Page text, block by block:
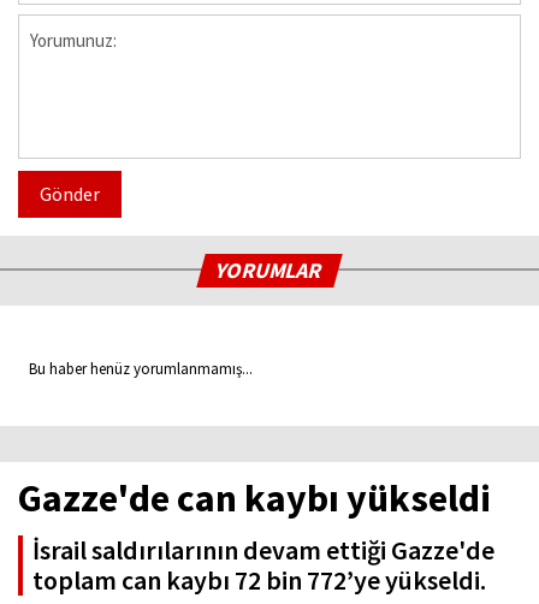
Gönder
YORUMLAR
Bu haber henüz yorumlanmamış...
Gazze'de can kaybı yükseldi
İsrail saldırılarının devam ettiği Gazze'de
toplam can kaybı 72 bin 772’ye yükseldi.